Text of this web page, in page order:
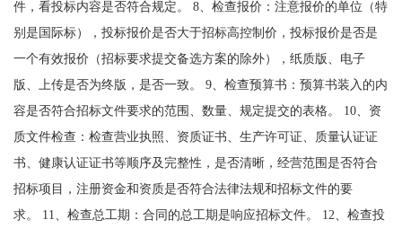
件，看投标内容是否符合规定。 8、检查报价：注意报价的单位（特
别是国际标），投标报价是否大于招标高控制价，投标报价是否是
一个有效报价（招标要求提交备选方案的除外），纸质版、电子
版、上传是否为终版，是否一致。 9、检查预算书：预算书装入的内
容是否符合招标文件要求的范围、数量、规定提交的表格。 10、资
质文件检查：检查营业执照、资质证书、生产许可证、质量认证证
书、健康认证证书等顺序及完整性，是否清晰，经营范围是否符合
招标项目，注册资金和资质是否符合法律法规和招标文件的要
求。 11、检查总工期：合同的总工期是响应招标文件。 12、检查投